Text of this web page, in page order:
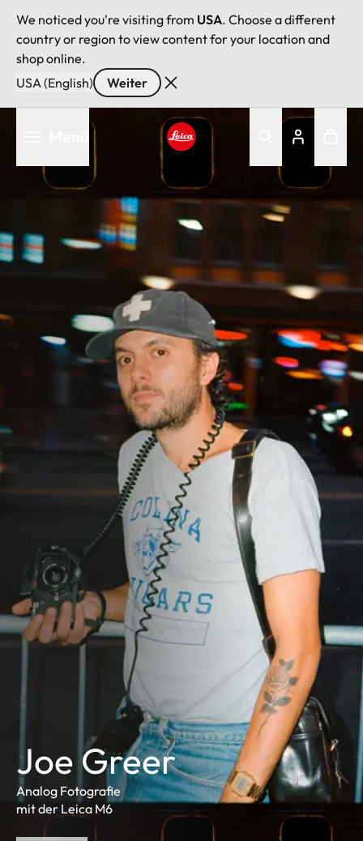
We noticed you're visiting from USA. Choose a different
country or region to view content for your location and
shop online.
USA (English)
Weiter
Leica logo - Home
Joe Greer
Analog Fotografie
mit der Leica M6